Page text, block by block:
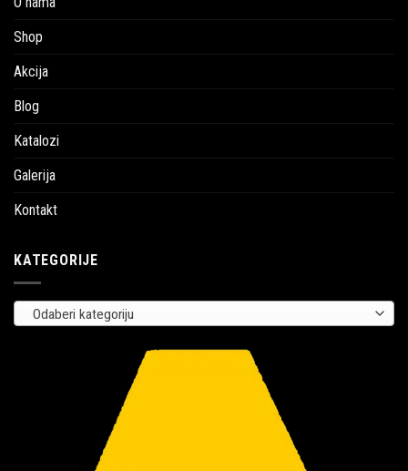
Shop
Akcija
Blog
Katalozi
Galerija
Kontakt
KATEGORIJE
Odaberi kategoriju